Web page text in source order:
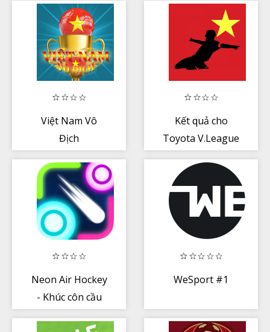
Việt Nam Vô
Địch
Kết quả cho
Toyota V.League
Neon Air Hockey
- Khúc côn cầu
WeSport #1